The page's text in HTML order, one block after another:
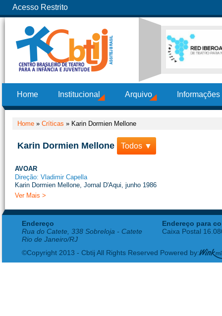
Acesso Restrito
Home Institucional Arquivo
Home » Críticas » Karin Dormien Mellone
Karin Dormien Mellone Todos ▼
AVOAR
Direção: Vladimir Capella
Karin Dormien Mellone, Jornal D'Aqui, junho 1986
Ver Mais >
Endereço
Rua do Catete, 338 Sobreloja - Catete
Rio de Janeiro/RJ
Endereço para
Caixa Postal
©Copyright 2013 - Cbtij All Rights Reserved Powered by: